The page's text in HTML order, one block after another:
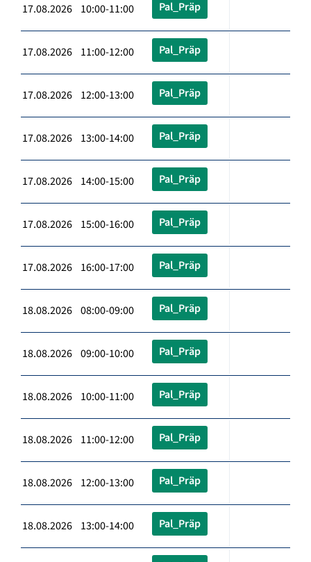
17.08.2026 10:00-11:00 Pal_Präp
17.08.2026 11:00-12:00 Pal_Präp
17.08.2026 12:00-13:00 Pal_Präp
17.08.2026 13:00-14:00 Pal_Präp
17.08.2026 14:00-15:00 Pal_Präp
17.08.2026 15:00-16:00 Pal_Präp
17.08.2026 16:00-17:00 Pal_Präp
18.08.2026 08:00-09:00 Pal_Präp
18.08.2026 09:00-10:00 Pal_Präp
18.08.2026 10:00-11:00 Pal_Präp
18.08.2026 11:00-12:00 Pal_Präp
18.08.2026 12:00-13:00 Pal_Präp
18.08.2026 13:00-14:00 Pal_Präp